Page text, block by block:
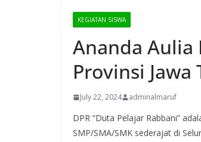
KEGIATAN SISWA
Ananda Aulia
Provinsi Jawa
July 22, 2024 adminalmaruf
DPR “Duta Pelajar Rabbani”
SMP/SMA/SMK sederajat di